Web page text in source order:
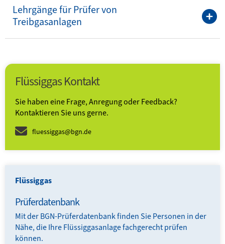
Lehrgänge für Prüfer von
Treibgasanlagen
Flüssiggas Kontakt
Sie haben eine Frage, Anregung oder Feedback?
Kontaktieren Sie uns gerne.
fluessiggas@bgn.de
Flüssiggas
Prüferdatenbank
Mit der BGN-Prüferdatenbank finden Sie Personen in der
Nähe, die Ihre Flüssiggasanlage fachgerecht prüfen
können.